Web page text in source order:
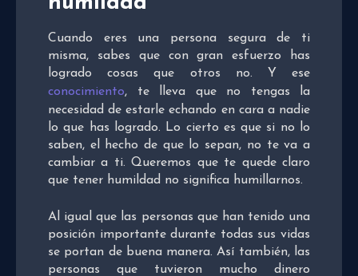
Cuando eres una persona segura de ti
misma, sabes que con gran esfuerzo has
logrado cosas que otros no. Y ese
conocimiento, te lleva que no tengas la
necesidad de estarle echando en cara a nadie
lo que has logrado. Lo cierto es que si no lo
saben, el hecho de que lo sepan, no te va a
cambiar a ti. Queremos que te quede claro
que tener humildad no significa humillarnos.
Al igual que las personas que han tenido una
posición importante durante todas sus vidas
se portan de buena manera. Así también, las
personas que tuvieron mucho dinero